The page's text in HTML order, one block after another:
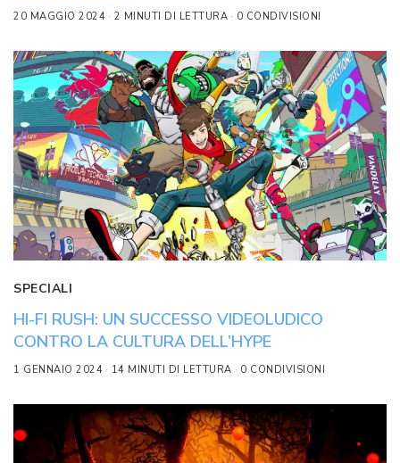
20 MAGGIO 2024 2 MINUTI DI LETTURA 0 CONDIVISIONI
SPECIALI
HI-FI RUSH: UN SUCCESSO VIDEOLUDICO
CONTRO LA CULTURA DELL’HYPE
1 GENNAIO 2024 14 MINUTI DI LETTURA 0 CONDIVISIONI